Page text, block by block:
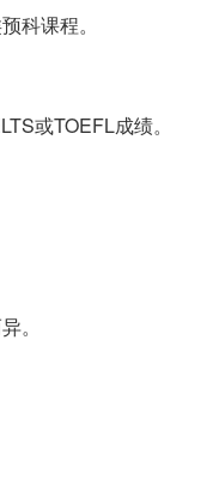
科课程。
或TOEFL成绩。
。